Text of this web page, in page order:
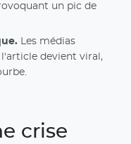
un pic de
Les médias
devient viral,
crise